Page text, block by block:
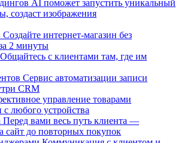
AI поможет запустить уникальный
создаст изображения
Создайте интернет-магазин без
2 минуты
Общайтесь с клиентами там, где им
Сервис автоматизации записи
CRM
управление товарами
любого устройства
Перед вами весь путь клиента —
сайт до повторных покупок